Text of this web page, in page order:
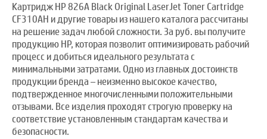
Картридж HP 826A Black Original LaserJet Toner Cartridge
CF310AH и другие товары из нашего каталога рассчитаны
на решение задач любой сложности. За руб. вы получите
продукцию HP, которая позволит оптимизировать рабочий
процесс и добиться идеального результата с
минимальными затратами. Одно из главных достоинств
продукции бренда – неизменно высокое качество,
подтвержденное многочисленными положительными
отзывами. Все изделия проходят строгую проверку на
соответствие установленным стандартам качества и
безопасности.